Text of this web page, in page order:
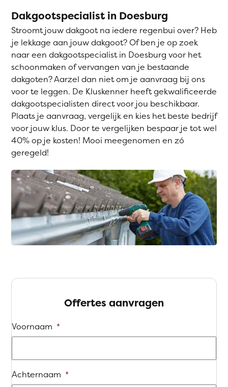
Dakgootspecialist in Doesburg
Stroomt jouw dakgoot na iedere regenbui over? Heb
je lekkage aan jouw dakgoot? Of ben je op zoek
naar een dakgootspecialist in Doesburg voor het
schoonmaken of vervangen van je bestaande
dakgoten? Aarzel dan niet om je aanvraag bij ons
voor te leggen. De Kluskenner heeft gekwalificeerde
dakgootspecialisten direct voor jou beschikbaar.
Plaats je aanvraag, vergelijk en kies het beste bedrijf
voor jouw klus. Door te vergelijken bespaar je tot wel
40% op je kosten! Mooi meegenomen en zó
geregeld!
Offertes aanvragen
Voornaam *
Achternaam *